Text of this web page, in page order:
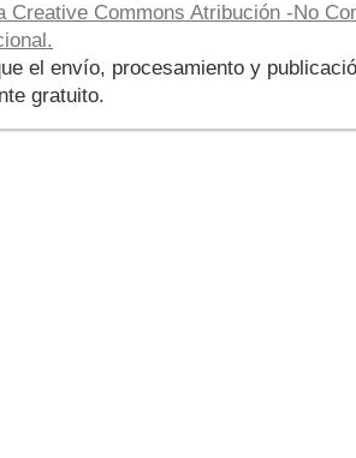
Creative Commons Atribución -No
el envío, procesamiento y
gratuito.